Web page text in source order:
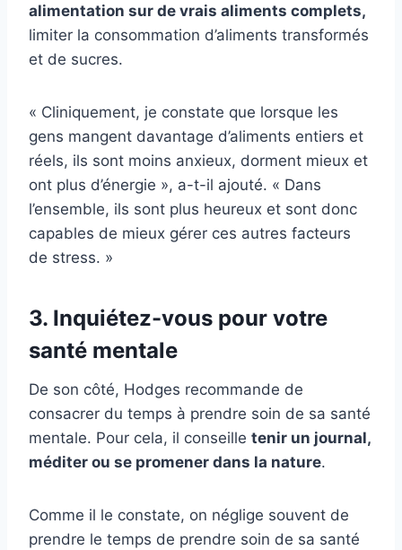
alimentation sur de vrais aliments complets,
limiter la consommation d’aliments transformés
et de sucres.
« Cliniquement, je constate que lorsque les
gens mangent davantage d’aliments entiers et
réels, ils sont moins anxieux, dorment mieux et
ont plus d’énergie », a-t-il ajouté. « Dans
l’ensemble, ils sont plus heureux et sont donc
capables de mieux gérer ces autres facteurs
de stress. »
3. Inquiétez-vous pour votre
santé mentale
De son côté, Hodges recommande de
consacrer du temps à prendre soin de sa santé
mentale. Pour cela, il conseille tenir un journal,
méditer ou se promener dans la nature.
Comme il le constate, on néglige souvent de
prendre le temps de prendre soin de sa santé